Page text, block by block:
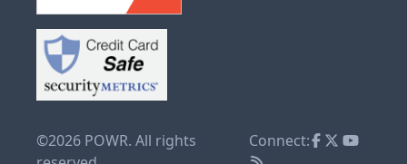
©2026 POWR. All rights
Connect: